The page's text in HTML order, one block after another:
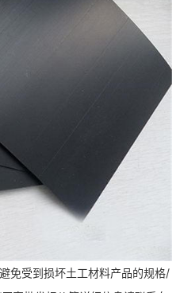
免受到损坏土工材料产品的规格/